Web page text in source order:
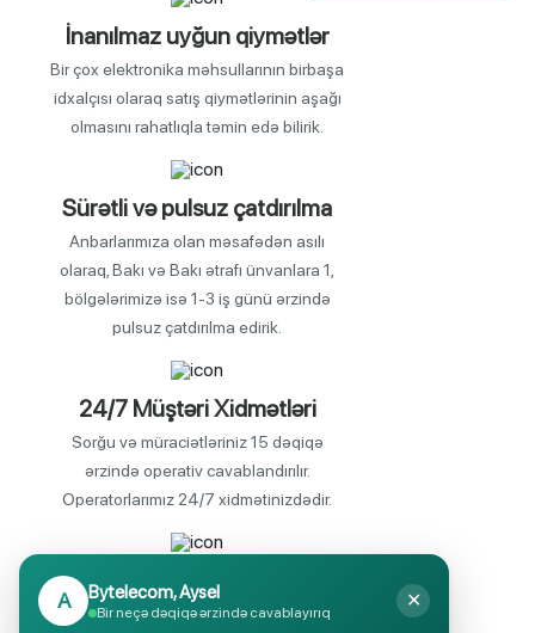
üçün noutbuklardan istifadə edirlər.
Kompüter avadanlıqları olmadan işlərin
operativ olması çətin olardı.Ofis
avadanlıqlarına əsasən printerlər və
skanerlər aiddir.
Digər kompüter avadanlığı isə həm iş həm
hobbiniz üçün lazım olan əsasəndə film
həvəskarlarının sevimlisi proyektordur.
Yığcam amma böyük və keyfiyyətli
ekranı,güclü səs sistemi,qarışıq
kabellərinin olmaması ilə fərqlənən
Monobloklar əsasən oyun həvəskarlarının
İnanılmaz uyğun qiymətlər
Bir çox elektronika məhsullarının birbaşa
idxalçısı olaraq satış qiymətlərinin aşağı
olmasını rahatlıqla təmin edə bilirik.
Sürətli və pulsuz çatdırılma
Anbarlarımıza olan məsafədən asılı
olaraq, Bakı və Bakı ətrafı ünvanlara 1,
bölgələrimizə isə 1-3 iş günü ərzində
pulsuz çatdırılma edirik.
24/7 Müştəri Xidmətləri
Sorğu və müraciətləriniz 15 dəqiqə
ərzində operativ cavablandırılır.
Operatorlarımız 24/7 xidmətinizdədir.
Endirimli məhsul seçimi
Mağazalarımızda mütəmadi olaraq,
A Bytelecom, Aysel
Bir neçə dəqiqə ərzində cavablayırıq
✕